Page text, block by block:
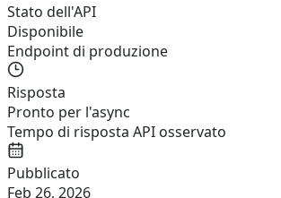
Stato dell'API
Disponibile
Endpoint di produzione
Risposta
Pronto per l'async
Tempo di risposta API osservato
Pubblicato
Feb 26, 2026